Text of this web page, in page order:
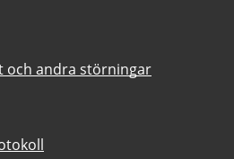
och andra störningar